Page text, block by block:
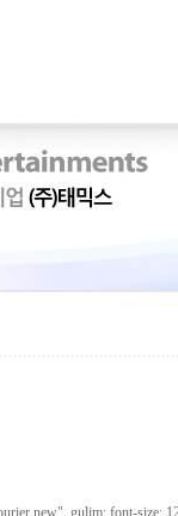
new", gulim; font-size: